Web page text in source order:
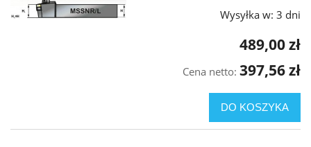
Wysyłka w: 3 dni
489,00 zł
Cena netto: 397,56 zł
DO KOSZYKA